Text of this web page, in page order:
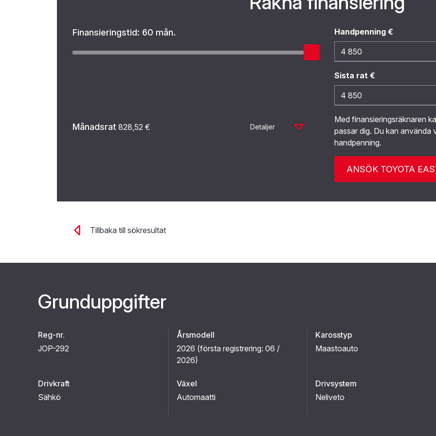
Finansieringstid: 60 mån. Handpenning €
Sista rat €
Månadsrat 828,52 € Detaljer
Med finansieringsräknaren
passar dig. Du kan använda
handpenning.
Tillbaka till sökresultat
Grunduppgifter
Reg-nr.
JOP-292
Årsmodell
2026 (första registrering: 06 /
2026)
Karosstyp
Maastoauto
Drivkraft
Sähkö
Växel
Automaatti
Drivsystem
Neliveto